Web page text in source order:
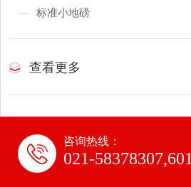
标准小地磅
查看更多
咨询热线：
021-58378307,601